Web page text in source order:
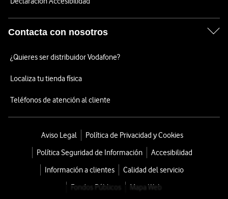
Contacta con nosotros
¿Quieres ser distribuidor Vodafone?
Localiza tu tienda física
Teléfonos de atención al cliente
Aviso Legal
Política de Privacidad y Cookies
Política Seguridad de Información
Accesibilidad
Información a clientes
Calidad del servicio
Fondos Públicos
Mapa Web